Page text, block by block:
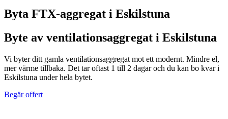
Byta FTX-aggregat i Eskilstuna
Byte av ventilationsaggregat i Eskilstuna
Vi byter ditt gamla ventilationsaggregat mot ett modernt. Mindre el,
mer värme tillbaka. Det tar oftast 1 till 2 dagar och du kan bo kvar i
Eskilstuna under hela bytet.
Begär offert